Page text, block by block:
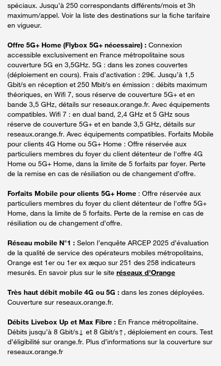
spéciaux. Jusqu’à 250 correspondants différents/mois et 3h
maximum/appel. Voir la liste des destinations sur la fiche tarifaire
en vigueur.
Offre 5G+ Home (Flybox 5G+ nécessaire) : Connexion
accessible exclusivement en France métropolitaine sous
couverture 5G en 3,5GHz. 5G : dans les zones couvertes
(déploiement en cours). Frais d’activation : 29€. Jusqu’à 1,5
Gbit/s en réception et 250 Mbit/s en émission : débits maximum
théoriques, en Wifi 7, sous réserve de couverture 5G+ et en
bande 3,5 GHz, détails sur reseaux.orange.fr. Avec équipements
compatibles. Wifi 7 : en dual band, 2,4 GHz et 5 GHz sous
réserve de couverture 5G+ et en bande 3,5 GHz, détails sur
reseaux.orange.fr. Avec équipements compatibles. Forfaits Mobile
pour clients 4G Home ou 5G+ Home : Offre réservée aux
particuliers membres du foyer du client détenteur de l'offre 4G
Home ou 5G+ Home, dans la limite de 5 forfaits par foyer. Perte
de la remise en cas de résiliation ou de changement d’offre.
Forfaits Mobile pour clients 5G+ Home : Offre réservée aux
particuliers membres du foyer du client détenteur de l'offre 5G+
Home, dans la limite de 5 forfaits. Perte de la remise en cas de
résiliation ou de changement d’offre.
Réseau mobile N°1 : Selon l’enquête ARCEP 2025 d’évaluation
de la qualité de service des opérateurs mobiles métropolitains,
Orange est 1er ou 1er ex æquo sur 251 des 258 indicateurs
mesurés. En savoir plus sur le site réseaux d'Orange
Très haut débit mobile 4G ou 5G : dans les zones déployées.
Couverture sur reseaux.orange.fr.
Débits Livebox Up et Max Fibre : En France métropolitaine.
Débits jusqu’à 8 Gbit/s↓ et 8 Gbit/s↑, déploiement en cours. Test
d’éligibilité sur orange.fr. Plus d’informations sur la couverture sur
reseaux.orange.fr